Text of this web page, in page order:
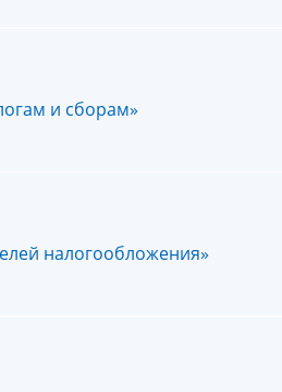
и сборам»
налогообложения»